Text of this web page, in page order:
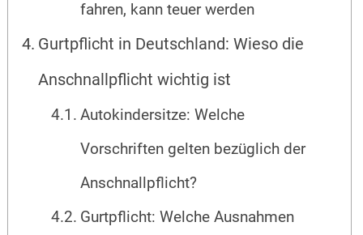
fahren, kann teuer werden
Gurtpflicht in Deutschland: Wieso die
Anschnallpflicht wichtig ist
Autokindersitze: Welche
Vorschriften gelten bezüglich der
Anschnallpflicht?
Gurtpflicht: Welche Ausnahmen